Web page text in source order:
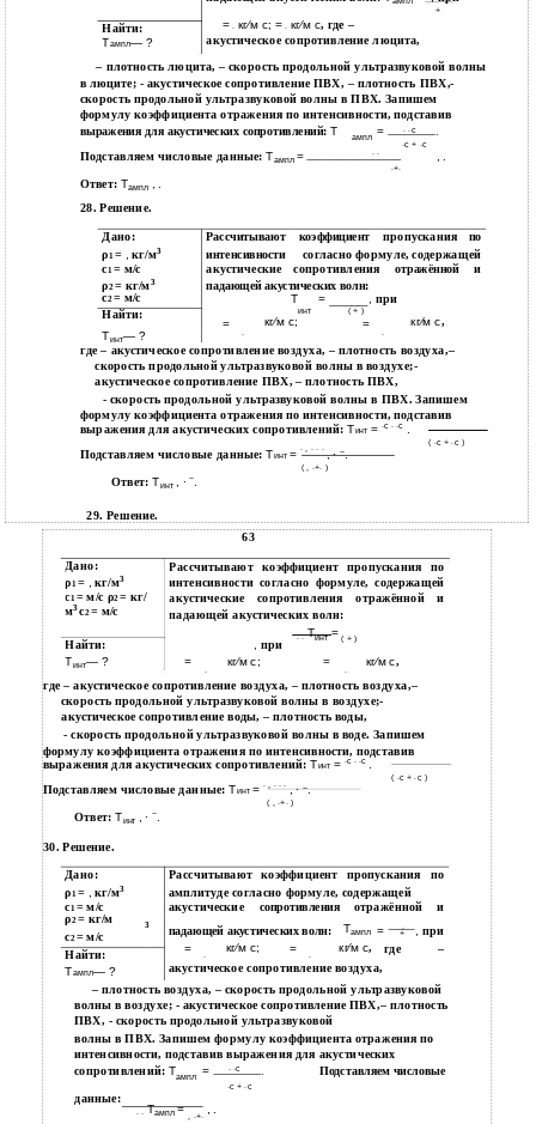
Найти:
Тампл— ?
+
= ∙ кг⁄м с; = ∙ кг⁄м с, где –
акустическое сопротивление люцита,
– плотность люцита, – скорость продольной ультразвуковой волны
в люците; - акустическое сопротивление ПВХ, – плотность ПВХ,-
скорость продольной ультразвуковой волны в ПВХ. Запишем
формулу коэффициента отражения по интенсивности, подставив
выражения для акустических сопротивлений:Т ампл = ∙ ∙с .
∙с + ∙с
Подставляем числовые данные:Тампл= ∙ ∙ , .
∙+∙
Ответ: Тампл , .
28. Решение.
Дано: Рассчитывают коэффициент пропускания по
ρ1 = ,кг/м3 интенсивности
согласно формуле, содержащей
с1 = м/с акустические сопротивления отражённой и
ρ2= кг/м3 падающей акустических волн:
с2= м/с Т = при
∙ ∙
инт ( + )
Найти:
кг⁄м с; кг⁄м с,
= =
∙
Тинт— ? ∙
где – акустическое сопротивление воздуха, – плотность воздуха,–
скорость продольной ультразвуковой волны в воздухе;-
акустическое сопротивление ПВХ, – плотность ПВХ,
- скорость продольной ультразвуковой волны в ПВХ. Запишем
формулу коэффициента отражения по интенсивности, подставив
выражения для акустических сопротивлений: Тинт = ∙с ∙ ∙с .
( ∙с + ∙с )
Подставляем числовые данные:Тинт= ∙ , ∙ ∙ ∙ , ∙−.
( , ∙+∙ )
Ответ:Тинт , ∙ −.
29. Решение.
63
Дано:
ρ1 = ,кг/м3
с1 = м/с ρ2= кг/
м3с2= м/с
Найти:
Тинт— ?
Рассчитывают коэффициент пропускания по
интенсивности согласно формуле, содержащей
акустические сопротивления отражённой и
падающей акустических волн:
∙ ∙Тинт= ( + )
, при
=
∙
кг⁄м с; =
∙
кг⁄м с,
где – акустическое сопротивление воздуха, – плотность воздуха,–
скорость продольной ультразвуковой волны в воздухе;-
акустическое сопротивление воды, – плотность воды,
- скорость продольной ультразвуковой волны в воде. Запишем
формулу коэффициента отражения по интенсивности, подставив
выражения для акустических сопротивлений: Тинт = ∙с ∙ ∙с .
( ∙с + ∙с )
Подставляем числовые данные:Тинт= ∙ , ∙ ∙ ∙ , ∙−.
( , ∙+∙ )
Ответ:Тинт , ∙ −.
30. Решение.
Дано: Рассчитывают коэффициент пропускания по
ρ1 = ,кг/м3 амплитуде согласно формуле, содержащей
с1 = м/с акустические сопротивления отражённой и
ρ2= кг/м 3 падающей акустических волн: Тампл = ∙ , при
с2= м/с +
кг⁄м с; кг⁄м с,
=
∙
=
∙
где –
Найти:
Тампл— ? акустическое сопротивление воздуха,
– плотность воздуха, – скорость продольной ультразвуковой
волны в воздухе; - акустическое сопротивление ПВХ,– плотность
ПВХ, - скорость продольной ультразвуковой
волны в ПВХ. Запишем формулу коэффициента отражения по
интенсивности, подставив выражения для акустических
сопротивлений: Тампл = ∙ ∙с . Подставляем числовые
∙с + ∙с
данные:
∙ ∙ Тампл=
, ∙+∙
, .